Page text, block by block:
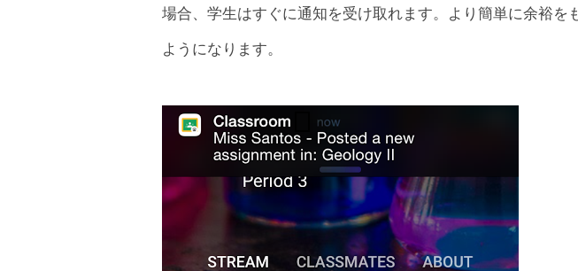
場合、学生はすぐに通知を受け取れます。より簡単に余裕を
ようになります。